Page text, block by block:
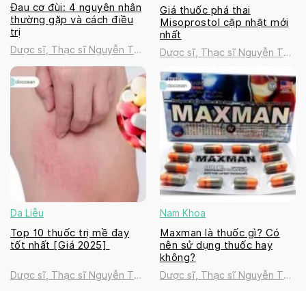
Đau cơ đùi: 4 nguyên nhân
thường gặp và cách điều
trị
Dược sĩ, Thạc sĩ Nguyễn Thị
Thanh Tú
Giá thuốc phá thai
Misoprostol cập nhật mới
nhất
Dược sĩ, Thạc sĩ Nguyễn Thị
Da Liễu
Top 10 thuốc trị mề đay
tốt nhất [Giá 2025]
Dược sĩ, Thạc sĩ Nguyễn Thị
Nam Khoa
Maxman là thuốc gì? Có
nên sử dụng thuốc hay
không?
Dược sĩ, Thạc sĩ Nguyễn Thị